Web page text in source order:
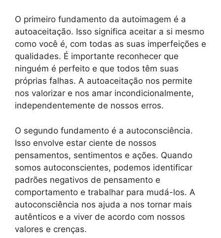
O primeiro fundamento da autoimagem é a
autoaceitação. Isso significa aceitar a si mesmo
como você é, com todas as suas imperfeições e
qualidades. É importante reconhecer que
ninguém é perfeito e que todos têm suas
próprias falhas. A autoaceitação nos permite
nos valorizar e nos amar incondicionalmente,
independentemente de nossos erros.
O segundo fundamento é a autoconsciência.
Isso envolve estar ciente de nossos
pensamentos, sentimentos e ações. Quando
somos autoconscientes, podemos identificar
padrões negativos de pensamento e
comportamento e trabalhar para mudá-los. A
autoconsciência nos ajuda a nos tornar mais
autênticos e a viver de acordo com nossos
valores e crenças.